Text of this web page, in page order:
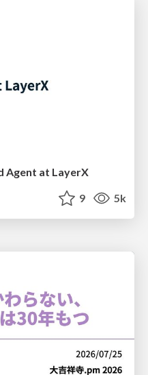
Agent at LayerX
9 5k